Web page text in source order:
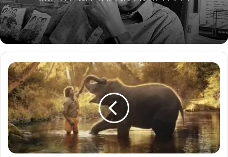
दरम्यान, पंतप्रधान नरेंद्र मोदी यांनी संगीत दिग्दर्शक एम एम कीरवानी , गीतकार
चंद्रबोस आणि ‘नाटु नाटु’ या ‘गाण्याला ‘सर्वोत्कृष्ट स्वतंत्र गीत’ या विभागातील
ऑस्कर पुरस्कार मिळवल्याबद्दल ‘आर आर आर’ चित्रपटाच्या संपूर्ण चमूचे अभिनंदन
केले.
‘आर आर आर’ चित्रपटातील ‘नाटु नाटु’ हे गाणे जगभरात लोकप्रिय झाले असून
त्याचे हे यश उल्लेखनीय असल्याचे प्रधानमंत्र्यांनी म्हटले आहे.